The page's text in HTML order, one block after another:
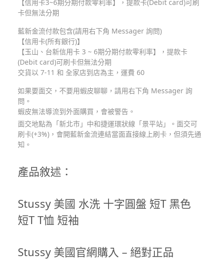
【信用卡3~6期分期付款零利率】，提款卡(Debit card)可刷
卡但無法分期
藍新金流付款包含(請用右下角 Messager 詢問)
【信用卡(所有銀行)】
【玉山、台新信用卡 3 ~ 6期分期付款零利率】，提款卡
(Debit card)可刷卡但無法分期
交貨以 7-11 和 全家店到店為主，運費 60
如果要面交，不要用蝦皮聊聊，請用右下角 Messager 詢
問。
蝦皮無法導流到外面購買，會被警告。
面交地點為「新北市」中和捷運環狀線「景平站」。面交可
刷卡(+3%)，會開藍新金流連結當面直接線上刷卡，但須先通
知。
產品敘述：
Stussy 美國 水洗 十字圓盤 短T 黑色
短T T恤 短袖
Stussy 美國官網購入 – 絕對正品